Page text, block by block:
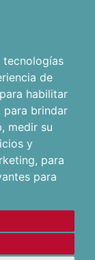
de
para habilitar
para brindar
, medir su
y
, para
para